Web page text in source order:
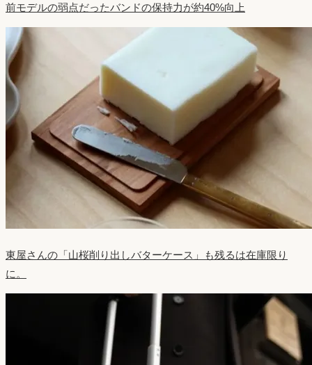
前モデルの弱点だったバンドの保持力が約40%向上
東屋さんの「山桜削り出しバターケース」も残るは在庫限り
に。